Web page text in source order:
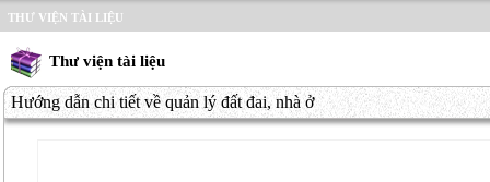
THƯ VIỆN TÀI LIỆU
Thư viện tài liệu
Hướng dẫn chi tiết về quản lý đất đai, nhà ở